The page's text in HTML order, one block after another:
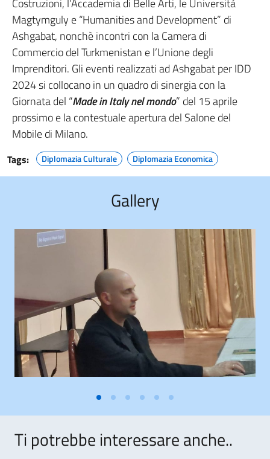
Costruzioni, l’Accademia di Belle Arti, le Università
Magtymguly e “Humanities and Development” di
Ashgabat, nonchè incontri con la Camera di
Commercio del Turkmenistan e l’Unione degli
Imprenditori. Gli eventi realizzati ad Ashgabat per IDD
2024 si collocano in un quadro di sinergia con la
Giornata del “Made in Italy nel mondo” del 15 aprile
prossimo e la contestuale apertura del Salone del
Mobile di Milano.
Tags: Diplomazia Culturale Diplomazia Economica
Gallery
Ti potrebbe interessare anche..